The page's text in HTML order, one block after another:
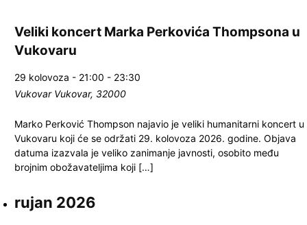
Veliki koncert Marka Perkovića Thompsona u
Vukovaru
29 kolovoza - 21:00 - 23:30
Vukovar Vukovar, 32000
Marko Perković Thompson najavio je veliki humanitarni koncert u
Vukovaru koji će se održati 29. kolovoza 2026. godine. Objava
datuma izazvala je veliko zanimanje javnosti, osobito među
brojnim obožavateljima koji […]
rujan 2026